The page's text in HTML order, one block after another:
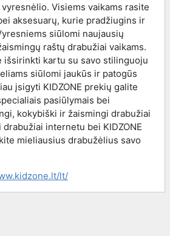
Visiems vaikams rasite
aksesuarų, kurie pradžiugins ir
siūlomi naujausių
raštų drabužiai vaikams.
išsirinkti kartu su savo stilinguoju
siūlomi jaukūs ir patogūs
įsigyti KIDZONE prekių galite
pasiūlymais bei
kokybiški ir žaismingi drabužiai
internetu bei KIDZONE
mieliausius drabužėlius savo
lt/